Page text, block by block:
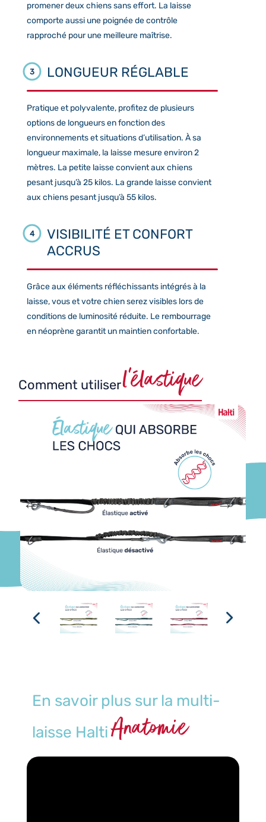
promener deux chiens sans effort. La laisse
comporte aussi une poignée de contrôle
rapproché pour une meilleure maîtrise.
3 LONGUEUR RÉGLABLE
Pratique et polyvalente, profitez de plusieurs
options de longueurs en fonction des
environnements et situations d’utilisation. À sa
longueur maximale, la laisse mesure environ 2
mètres. La petite laisse convient aux chiens
pesant jusqu’à 25 kilos. La grande laisse convient
aux chiens pesant jusqu’à 55 kilos.
4
VISIBILITÉ ET CONFORT
ACCRUS
Grâce aux éléments réfléchissants intégrés à la
laisse, vous et votre chien serez visibles lors de
conditions de luminosité réduite. Le rembourrage
en néoprène garantit un maintien confortable.
Comment utiliserl’élastique
En savoir plus sur la multi-
laisse HaltiAnatomie